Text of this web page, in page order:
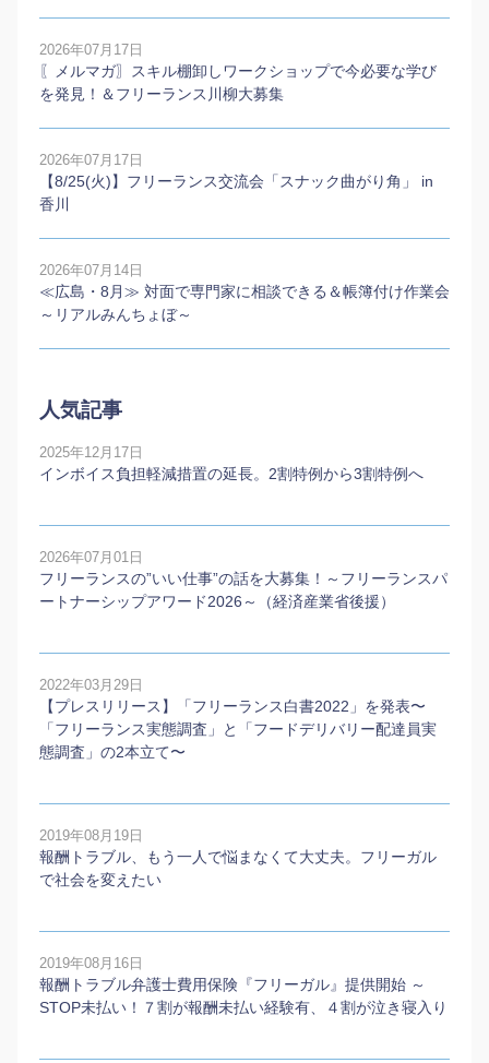
2026年07月17日
〖メルマガ〗スキル棚卸しワークショップで今必要な学び
を発見！＆フリーランス川柳大募集
2026年07月17日
【8/25(火)】フリーランス交流会「スナック曲がり角」 in
香川
2026年07月14日
≪広島・8月≫ 対面で専門家に相談できる＆帳簿付け作業会
～リアルみんちょぼ～
人気記事
2025年12月17日
インボイス負担軽減措置の延長。2割特例から3割特例へ
2026年07月01日
フリーランスの”いい仕事”の話を大募集！～フリーランスパ
ートナーシップアワード2026～（経済産業省後援）
2022年03月29日
【プレスリリース】「フリーランス白書2022」を発表〜
「フリーランス実態調査」と「フードデリバリー配達員実
態調査」の2本⽴て〜
2019年08月19日
報酬トラブル、もう一人で悩まなくて大丈夫。フリーガル
で社会を変えたい
2019年08月16日
報酬トラブル弁護士費用保険『フリーガル』提供開始 ～
STOP未払い！７割が報酬未払い経験有、４割が泣き寝入り